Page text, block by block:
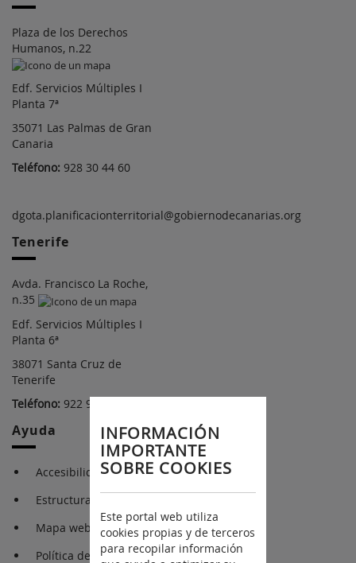
Plaza de los Derechos
Humanos, n.22
Edf. Servicios Múltiples I
Planta 7ª
35071 Las Palmas de Gran
Canaria
Teléfono: 928 30 44 60
dgota.planificacionterritorial@gobiernodecanarias.org
Tenerife
Avda. Francisco La Roche,
n.35
Edf. Servicios Múltiples I
Planta 6ª
38071 Santa Cruz de
Tenerife
Teléfono: 922 92 24 55
Ayuda
Accesibilidad
Estructura Orgánica
Mapa web
Política de privacidad
INFORMACIÓN
IMPORTANTE
SOBRE COOKIES
Este portal web utiliza
cookies propias y de terceros
para recopilar información